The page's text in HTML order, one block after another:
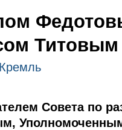
Титовым
Совета по